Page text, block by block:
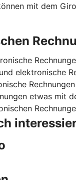
mit dem
elektronische
etwas mit